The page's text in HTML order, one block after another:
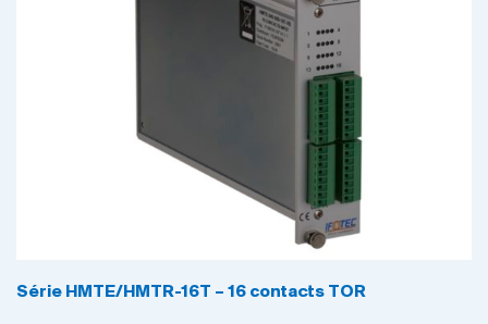
Série HMTE/HMTR-16T – 16 contacts TOR